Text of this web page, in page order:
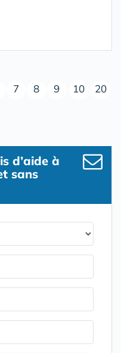
7 8 9 10 20
d’aide à
sans